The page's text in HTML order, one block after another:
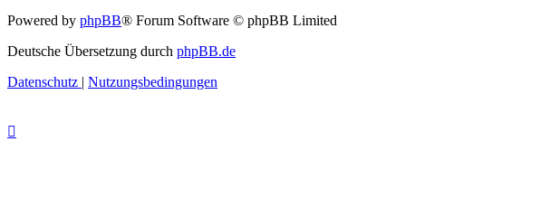
Powered by phpBB® Forum Software © phpBB Limited
Deutsche Übersetzung durch phpBB.de
Datenschutz | Nutzungsbedingungen